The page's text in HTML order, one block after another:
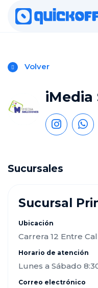
Volver
iMedia
Sucursales
Sucursal
Ubicación
Carrera 12 Entre
Horario de atención
Lunes a Sábado
Correo electrónico